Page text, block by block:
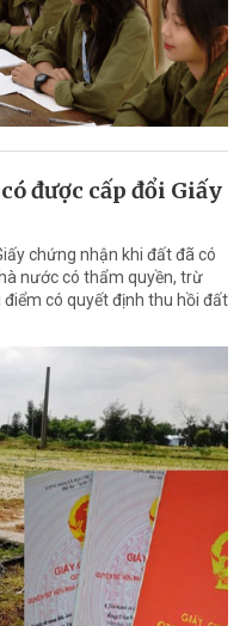
được cấp đổi Giấy
chứng nhận khi đất đã có
nước có thẩm quyền, trừ
có quyết định thu hồi đất